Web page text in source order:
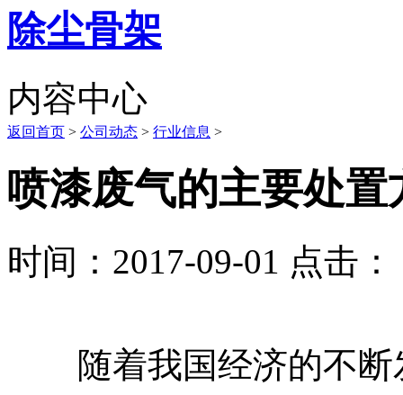
除尘骨架
内容中心
返回首页 > 公司动态 > 行业信息 >
喷漆废气的主要处
时间：2017-09-01 点击：
随着我国经济的不断